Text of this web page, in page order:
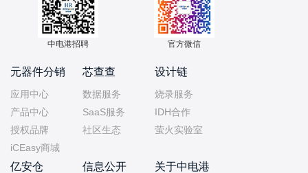
中电港招聘 官方微信
元器件分销
应用中心
产品中心
授权品牌
iCEasy商城
芯查查
数据服务
SaaS服务
社区生态
设计链
烧录服务
IDH合作
萤火实验室
亿安仓 信息公开 关于中电港